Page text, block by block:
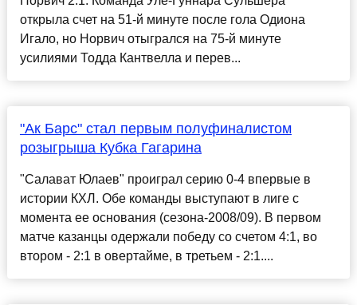
открыла счет на 51-й минуте после гола Одиона
Игало, но Норвич отыгрался на 75-й минуте
усилиями Тодда Кантвелла и перев...
"Ак Барс" стал первым полуфиналистом
розыгрыша Кубка Гагарина
"Салават Юлаев" проиграл серию 0-4 впервые в
истории КХЛ. Обе команды выступают в лиге с
момента ее основания (сезона-2008/09). В первом
матче казанцы одержали победу со счетом 4:1, во
втором - 2:1 в овертайме, в третьем - 2:1....